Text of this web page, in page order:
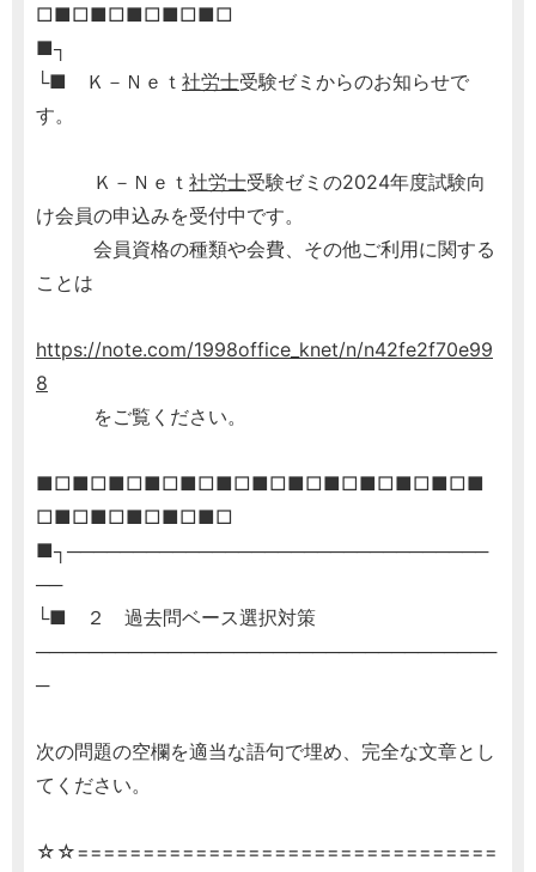
□■□■□■□■□■□
■┐
└■ Ｋ－Ｎｅｔ 社労士受験ゼミからのお知らせで
す。
Ｋ－Ｎｅｔ 社労士受験ゼミの2024年度試験向
け会員の申込みを受付中です。
会員資格の種類や会費、その他ご利用に関する
ことは
https://note.com/1998office_knet/n/n42fe2f70e99
8
をご覧ください。
■□■□■□■□■□■□■□■□■□■□■□■□■
□■□■□■□■□■□
■┐────────────────────────────────
──
└■ ２ 過去問ベース選択対策
───────────────────────────────────
─
次の問題の空欄を適当な語句で埋め、完全な文章とし
てください。
☆☆================================